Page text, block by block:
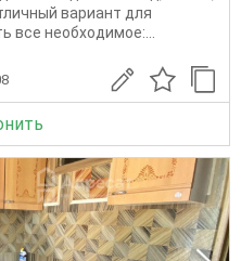
вариант для
все необходимое:...